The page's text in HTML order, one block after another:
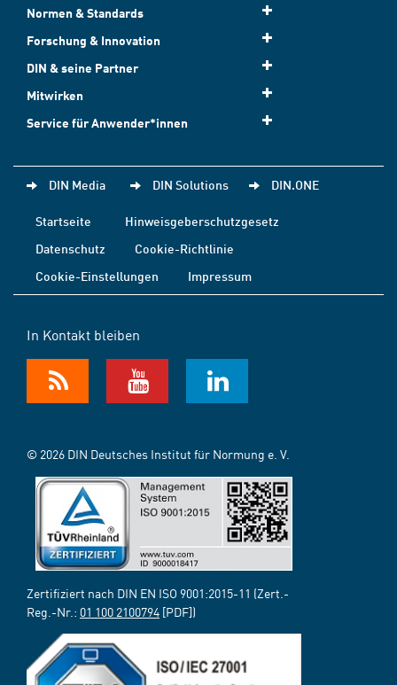
Normen & Standards
Forschung & Innovation
DIN & seine Partner
Mitwirken
Service für Anwender*innen
DIN Media DIN Solutions DIN.ONE
Startseite
Hinweisgeberschutzgesetz
Datenschutz
Cookie-Richtlinie
Cookie-Einstellungen
Impressum
In Kontakt bleiben
© 2026 DIN Deutsches Institut für Normung e. V.
Zertifiziert nach DIN EN ISO 9001:2015-11 (Zert.-
Reg.-Nr.: 01 100 2100794 [PDF])